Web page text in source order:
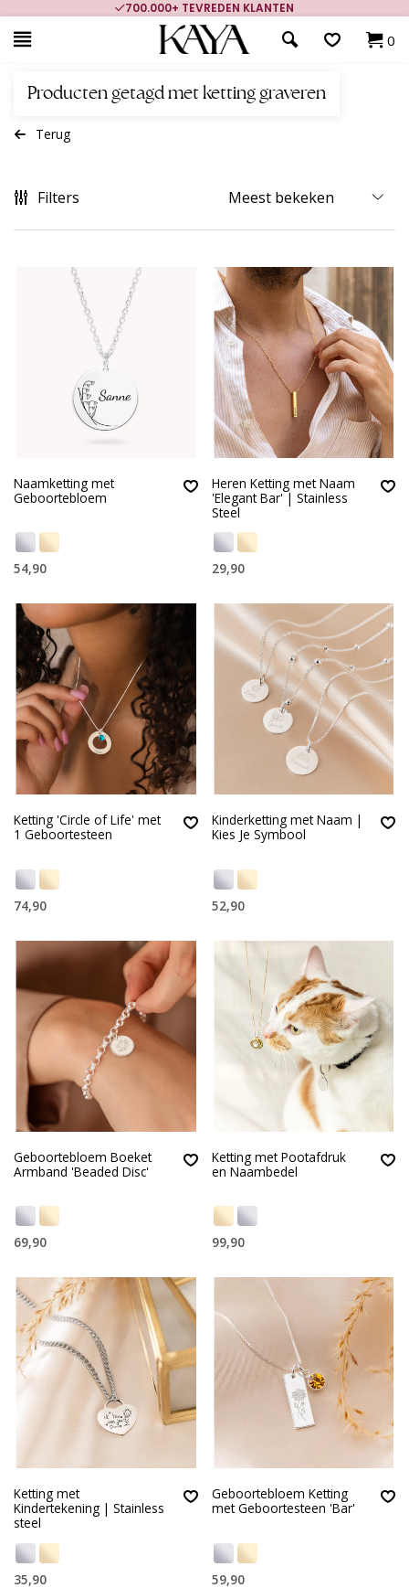
700.000+ TEVREDEN KLANTEN
0
Producten getagd met ketting graveren
Terug
Filters
Naamketting met
Geboortebloem
54,90
Heren Ketting met Naam
'Elegant Bar' | Stainless
Steel
29,90
Ketting 'Circle of Life' met
1 Geboortesteen
74,90
Kinderketting met Naam |
Kies Je Symbool
52,90
Geboortebloem Boeket
Armband 'Beaded Disc'
69,90
Ketting met Pootafdruk
en Naambedel
99,90
Ketting met
Kindertekening | Stainless
steel
35,90
Geboortebloem Ketting
met Geboortesteen 'Bar'
59,90